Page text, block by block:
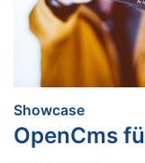
Showcase:
OpenCms